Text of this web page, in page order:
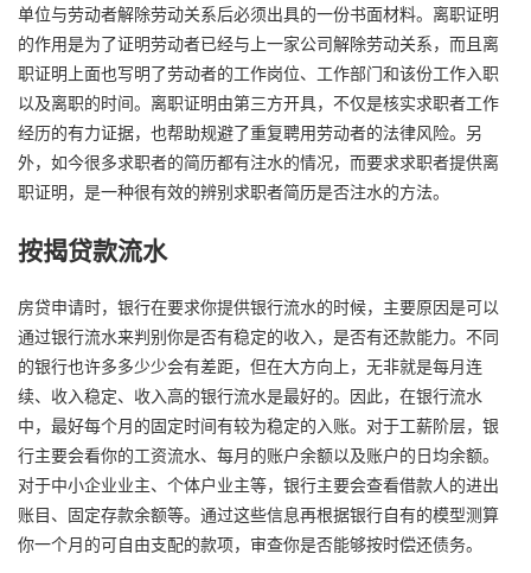
单位与劳动者解除劳动关系后必须出具的一份书面材料。离职证明
的作用是为了证明劳动者已经与上一家公司解除劳动关系，而且离
职证明上面也写明了劳动者的工作岗位、工作部门和该份工作入职
以及离职的时间。离职证明由第三方开具，不仅是核实求职者工作
经历的有力证据，也帮助规避了重复聘用劳动者的法律风险。另
外，如今很多求职者的简历都有注水的情况，而要求求职者提供离
职证明，是一种很有效的辨别求职者简历是否注水的方法。
按揭贷款流水
房贷申请时，银行在要求你提供银行流水的时候，主要原因是可以
通过银行流水来判别你是否有稳定的收入，是否有还款能力。不同
的银行也许多多少少会有差距，但在大方向上，无非就是每月连
续、收入稳定、收入高的银行流水是最好的。因此，在银行流水
中，最好每个月的固定时间有较为稳定的入账。对于工薪阶层，银
行主要会看你的工资流水、每月的账户余额以及账户的日均余额。
对于中小企业业主、个体户业主等，银行主要会查看借款人的进出
账目、固定存款余额等。通过这些信息再根据银行自有的模型测算
你一个月的可自由支配的款项，审查你是否能够按时偿还债务。